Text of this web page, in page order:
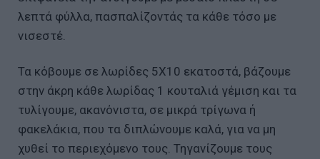
λεπτά φύλλα, πασπαλίζοντάς τα κάθε τόσο µε
νισεστέ.
Τα κόβουµε σε λωρίδες 5Χ10 εκατοστά, βάζουµε
στην άκρη κάθε λωρίδας 1 κουταλιά γέµιση και τα
τυλίγουµε, ακανόνιστα, σε µικρά τρίγωνα ή
φακελάκια, που τα διπλώνουµε καλά, για να µη
χυθεί το περιεχόµενο τους. Τηγανίζουµε τους